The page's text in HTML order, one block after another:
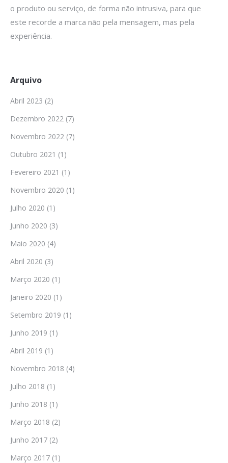
o produto ou serviço, de forma não intrusiva, para que
este recorde a marca não pela mensagem, mas pela
experiência.
Arquivo
Abril 2023 (2)
Dezembro 2022 (7)
Novembro 2022 (7)
Outubro 2021 (1)
Fevereiro 2021 (1)
Novembro 2020 (1)
Julho 2020 (1)
Junho 2020 (3)
Maio 2020 (4)
Abril 2020 (3)
Março 2020 (1)
Janeiro 2020 (1)
Setembro 2019 (1)
Junho 2019 (1)
Abril 2019 (1)
Novembro 2018 (4)
Julho 2018 (1)
Junho 2018 (1)
Março 2018 (2)
Junho 2017 (2)
Março 2017 (1)